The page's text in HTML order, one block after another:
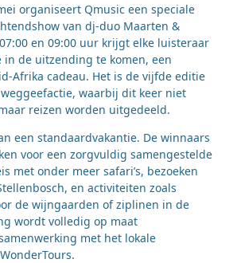
organiseert Qmusic een speciale
van dj-duo Maarten &
en 09:00 uur krijgt elke luisteraar
de uitzending te komen, een
Afrika cadeau. Het is de vijfde editie
waarbij dit keer niet
reizen worden uitgedeeld.
een standaardvakantie. De winnaars
voor een zorgvuldig samengestelde
met onder meer safari’s, bezoeken
en activiteiten zoals
de wijngaarden of ziplinen in de
wordt volledig op maat
met het lokale